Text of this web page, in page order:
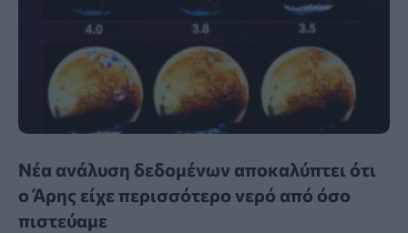
Νέα ανάλυση δεδομένων αποκαλύπτει ότι
ο Άρης είχε περισσότερο νερό από όσο
πιστεύαμε